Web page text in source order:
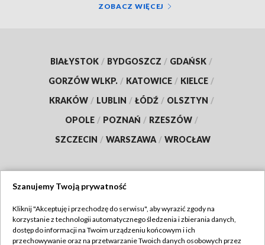
ZOBACZ WIĘCEJ
BIAŁYSTOK / BYDGOSZCZ / GDAŃSK /
GORZÓW WLKP. / KATOWICE / KIELCE /
KRAKÓW / LUBLIN / ŁÓDŹ / OLSZTYN /
OPOLE / POZNAŃ / RZESZÓW /
SZCZECIN / WARSZAWA / WROCŁAW
TVP
Abonament TVP
Szanujemy Twoją prywatność
Kliknij "Akceptuję i przechodzę do serwisu", aby wyrazić zgody na
korzystanie z technologii automatycznego śledzenia i zbierania danych,
dostęp do informacji na Twoim urządzeniu końcowym i ich
przechowywanie oraz na przetwarzanie Twoich danych osobowych przez